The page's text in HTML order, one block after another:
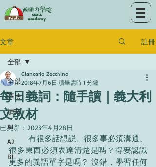
文章 註冊
全部
語法
讀寫
A1
A2
B1
全部
每日義詞：隨手讀｜義大利
文教材
Giancarlo Zecchino
2018年7月6日 讀畢需時 1 分鐘
已更新： 2023年4月28日
	有很多話想説、很多事必須溝通、
很多東西必須表達清楚是嗎？得要認識
更多的義語單字是嗎？ 沒錯，學習任何